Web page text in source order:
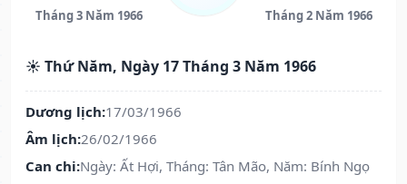
Tháng 3 Năm 1966 Tháng 2 Năm 1966
☀️ Thứ Năm, Ngày 17 Tháng 3 Năm 1966
Dương lịch:17/03/1966
Âm lịch:26/02/1966
Can chi:Ngày: Ất Hợi, Tháng: Tân Mão, Năm: Bính Ngọ